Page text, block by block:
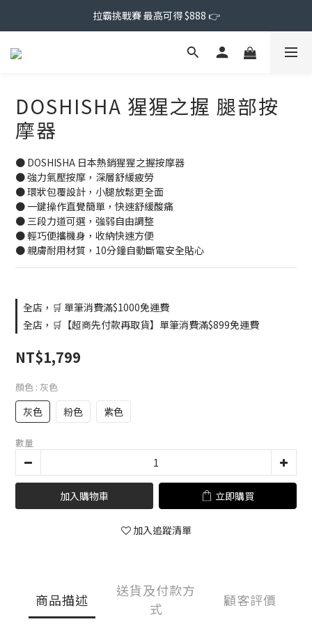
拉霸挑戰賽 最高可得 $888 👉
DOSHISHA 猩猩之握 腿部按
摩器
● DOSHISHA 日本熱銷猩猩之握按摩器
● 強力氣壓按摩，深層舒緩疲勞
● 環狀包覆設計，小腿放鬆更全面
● 一鍵操作直覺簡單，快速舒緩酸痛
● 三段力道可選，強弱自由調整
● 輕巧便攜機身，收納快速方便
● 親膚耐用材質，10分鐘自動斷電安全貼心
全店，🛒 單筆消費滿$1000免運費
全店，🛒【超商先付款再取貨】單筆消費滿$899免運費
NT$1,799
顏色 : 灰色
灰色 粉色 紫色
數量
加入購物車 立即購買
加入追蹤清單
商品描述
送貨及付款方
式
顧客評價